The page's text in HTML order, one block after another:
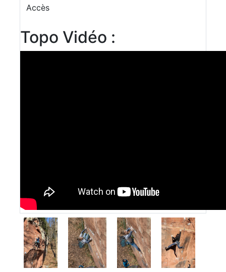
Accès
Topo Vidéo :